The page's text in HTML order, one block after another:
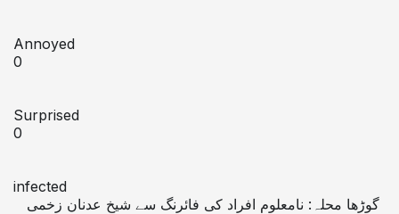
Annoyed
0
Surprised
0
infected
گوڑھا محلہ: نامعلوم افراد کی فائرنگ سے شیخ عدنان زخمی